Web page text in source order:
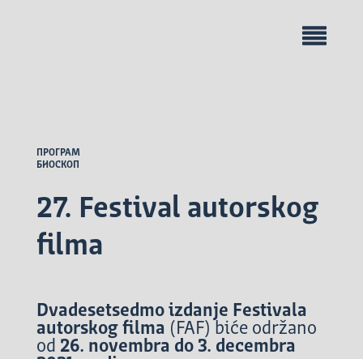
ПРОГРАМ
БИОСКОП
27. Festival autorskog
filma
Dvadesetsedmo izdanje Festivala
autorskog filma (FAF) biće održano
od 26. novembra do 3. decembra